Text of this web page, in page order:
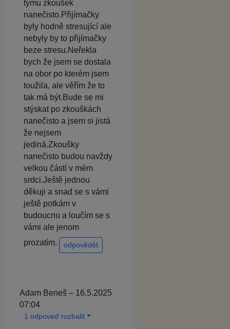
týmu zkoušek
nanečisto.Přijímačky
byly hodně stresující ale
nebyly by to přijímačky
beze stresu.Neřekla
bych že jsem se dostala
na obor po kterém jsem
toužila, ale věřím že to
tak má být.Bude se mi
stýskat po zkouškách
nanečisto a jsem si jistá
že nejsem
jediná.Zkoušky
nanečisto budou navždy
velkou částí v mém
srdci.Ještě jednou
děkuji a snad se s vámi
ještě potkám v
budoucnu a loučím se s
vámi ale jenom
prozatím.
odpovědět
Adam Beneš – 16.5.2025
07:04
1 odpoveď rozbalit